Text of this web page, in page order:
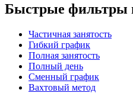
Быстрые фильтры
Частичная занятость
Гибкий график
Полная занятость
Полный день
Сменный график
Вахтовый метод